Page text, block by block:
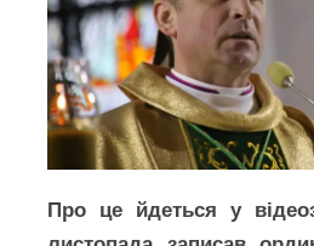
Про це йдеться у